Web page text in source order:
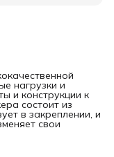
нагрузки и
и конструкции к
состоит из
в закреплении, и
свои